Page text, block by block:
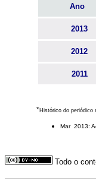
Ano
2013
2012
2011
*Histórico do periódico
Mar 2013:
Todo o